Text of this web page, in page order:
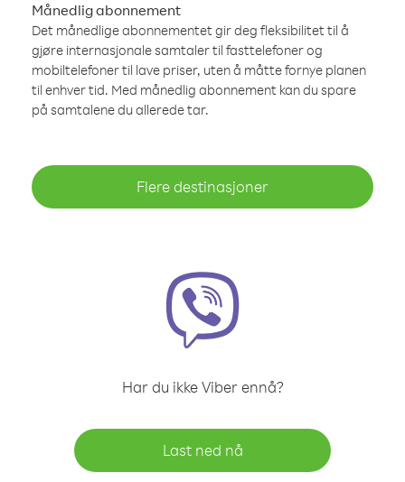
Månedlig abonnement
Det månedlige abonnementet gir deg fleksibilitet til å
gjøre internasjonale samtaler til fasttelefoner og
mobiltelefoner til lave priser, uten å måtte fornye planen
til enhver tid. Med månedlig abonnement kan du spare
på samtalene du allerede tar.
Flere destinasjoner
Har du ikke Viber ennå?
Last ned nå